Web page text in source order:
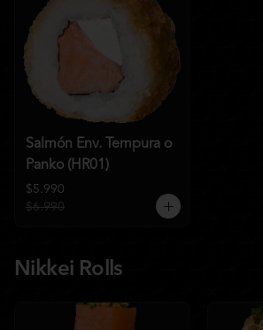
Salmón Env. Tempura o
Panko (HR01)
$5.990
$6.990
Nikkei Rolls